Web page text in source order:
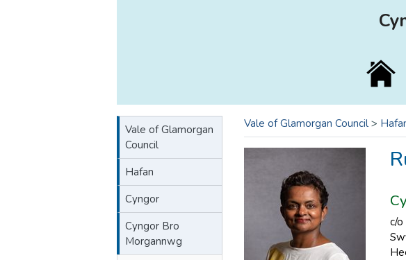
Vale of Glamorgan
Council
Hafan
Cyngor
Cyngor Bro
Morgannwg
Vale of Glamorgan Council >
c/